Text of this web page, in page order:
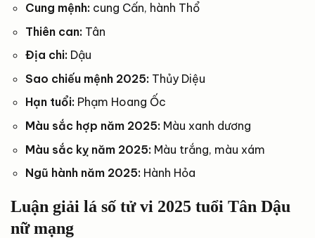
Cung mệnh:cung Cấn, hành Thổ
Thiên can:Tân
Địa chi:Dậu
Sao chiếu mệnh 2025:Thủy Diệu
Hạn tuổi:Phạm Hoang Ốc
Màu sắc hợp năm 2025:Màu xanh dương
Màu sắc kỵ năm 2025:Màu trắng, màu xám
Ngũ hành năm 2025:Hành Hỏa
Luận giải lá số tử vi 2025 tuổi Tân Dậu
nữ mạng